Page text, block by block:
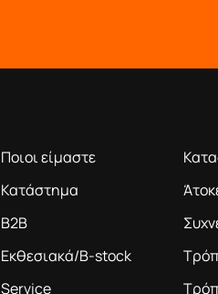
Ποιοι είμαστε
Κατάστημα
B2B
Εκθεσιακά/B-stock
Service